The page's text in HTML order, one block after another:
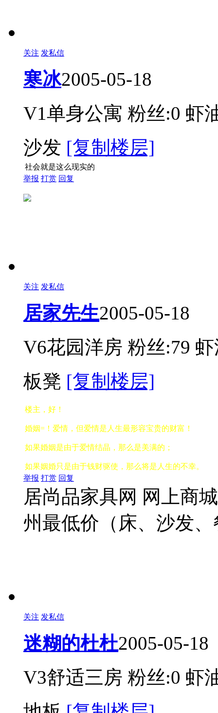
关注 发私信
寒冰2005-05-18
V1单身公寓 粉丝:0 虾
沙发 [复制楼层]
社会就是这么现实的
举报 打赏 回复
关注 发私信
居家先生2005-05-18
V6花园洋房 粉丝:79
板凳 [复制楼层]
楼主，好！
婚姻=！爱情，但爱情是人生最形容宝贵的财富！
如果婚姻是由于爱情结晶，那么是美满的；
如果姻婚只是由于钱财驱使，那么将是人生的不幸。
举报 打赏 回复
居尚品家具网 网上商
州最低价（床、沙发
关注 发私信
迷糊的杜杜2005-05-18
V3舒适三房 粉丝:0 虾